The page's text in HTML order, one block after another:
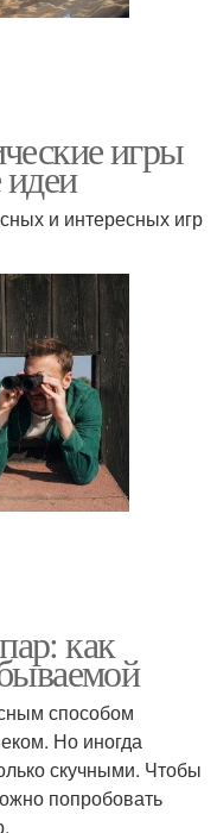
игры
и интересных игр
как
способом
Но иногда
скучными. Чтобы
попробовать